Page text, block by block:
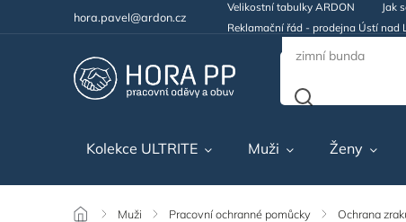
hora.pavel@ardon.cz
Velikostní tabulky ARDON Jak
Reklamační řád - prodejna Ústí nad
Kolekce ULTRITE Muži Ženy
/ Muži / Pracovní ochranné pomůcky / Ochrana